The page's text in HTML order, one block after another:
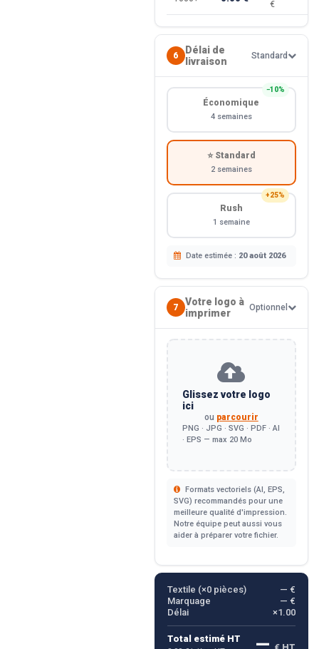
€
6
Délai de
livraison
Standard
−10%
Économique
4 semaines
⭐ Standard
2 semaines
+25%
Rush
1 semaine
Date estimée : 20 août 2026
7
Votre logo à
imprimer
Optionnel
Glissez votre logo
ici
ou parcourir
PNG · JPG · SVG · PDF · AI
· EPS — max 20 Mo
Formats vectoriels (AI, EPS,
SVG) recommandés pour une
meilleure qualité d'impression.
Notre équipe peut aussi vous
aider à préparer votre fichier.
Textile (×0pièces)
— €
Marquage
— €
Délai
×1.00
Total estimé HT —